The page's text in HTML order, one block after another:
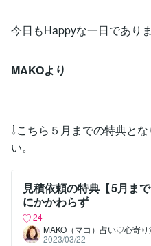
今日もHappyな一日であり
MAKOより
⇩こちら５月までの特典と
い。
見積依頼の特典【5月ま
にかかわらず
24
MAKO（マコ）占い♡心寄り
2023/03/22